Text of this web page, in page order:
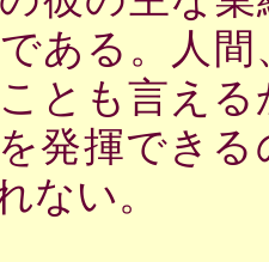
ある。人
とも言え
発揮でき
ない。